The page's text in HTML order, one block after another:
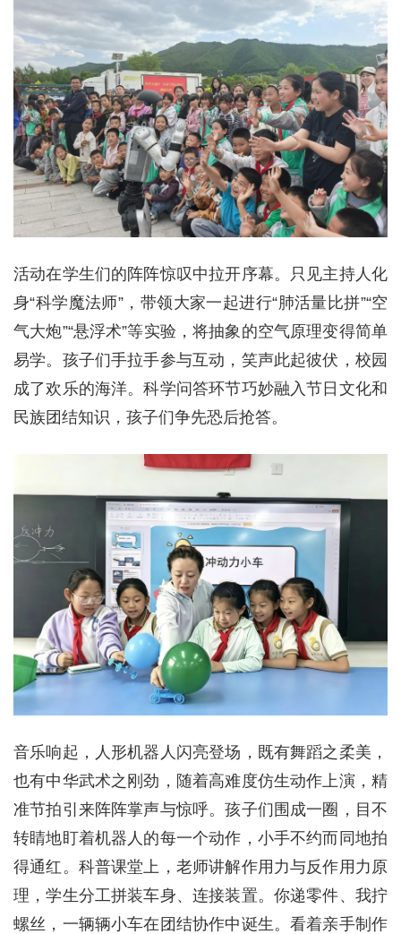
活动在学生们的阵阵惊叹中拉开序幕。只见主持人化
身“科学魔法师”，带领大家一起进行“肺活量比拼”“空
气大炮”“悬浮术”等实验，将抽象的空气原理变得简单
易学。孩子们手拉手参与互动，笑声此起彼伏，校园
成了欢乐的海洋。科学问答环节巧妙融入节日文化和
民族团结知识，孩子们争先恐后抢答。
音乐响起，人形机器人闪亮登场，既有舞蹈之柔美，
也有中华武术之刚劲，随着高难度仿生动作上演，精
准节拍引来阵阵掌声与惊呼。孩子们围成一圈，目不
转睛地盯着机器人的每一个动作，小手不约而同地拍
得通红。科普课堂上，老师讲解作用力与反作用力原
理，学生分工拼装车身、连接装置。你递零件、我拧
螺丝，一辆辆小车在团结协作中诞生。看着亲手制作